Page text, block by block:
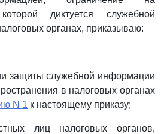
диктуется служебной
органах, приказываю:
защиты служебной информации
в налоговых органах
N 1 к настоящему приказу;
лиц налоговых органов,